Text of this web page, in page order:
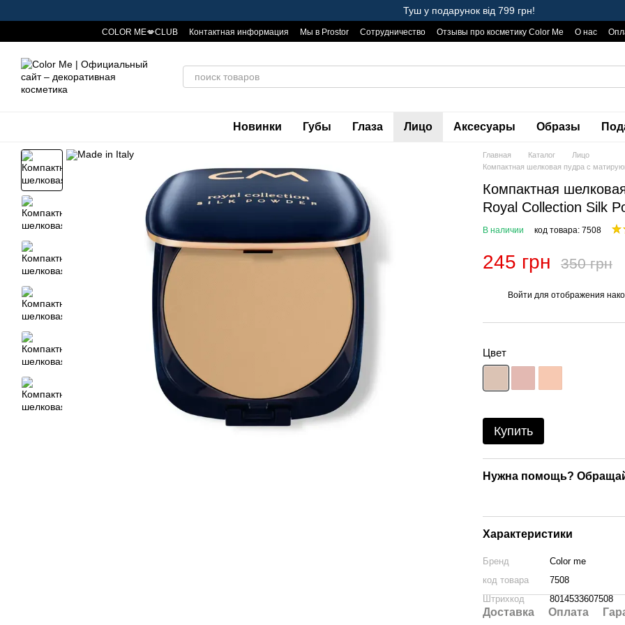
Туш у подарунок від 799 грн!
COLOR ME💋CLUB Контактная информация Мы в Prostor Сотрудничество Отзывы про косметику Color Me О нас
Новинки Губы Глаза Лицо Аксесуары Образы
Главная Каталог
Лицо
Компактная шелковая пудра с
Компактная
Royal Collection Silk
В наличии код товара: 7508
245 грн 350 грн
Войти для отображения
Цвет
Купить
Нужна помощь?
Характеристики
Бренд
Color me
код товара
7508
Штрихкод
8014533607508
Доставка Оплата